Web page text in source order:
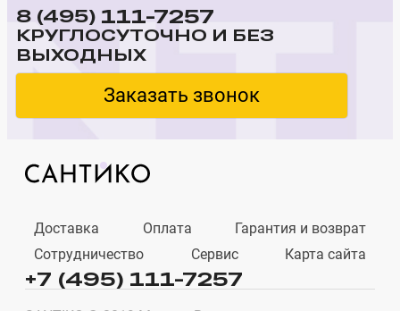
8 (495) 111-7257
КРУГЛОСУТОЧНО И БЕЗ
ВЫХОДНЫХ
Заказать звонок
Доставка Оплата
Гарантия и возврат
Сотрудничество
Сервис Карта сайта
+7 (495) 111-7257